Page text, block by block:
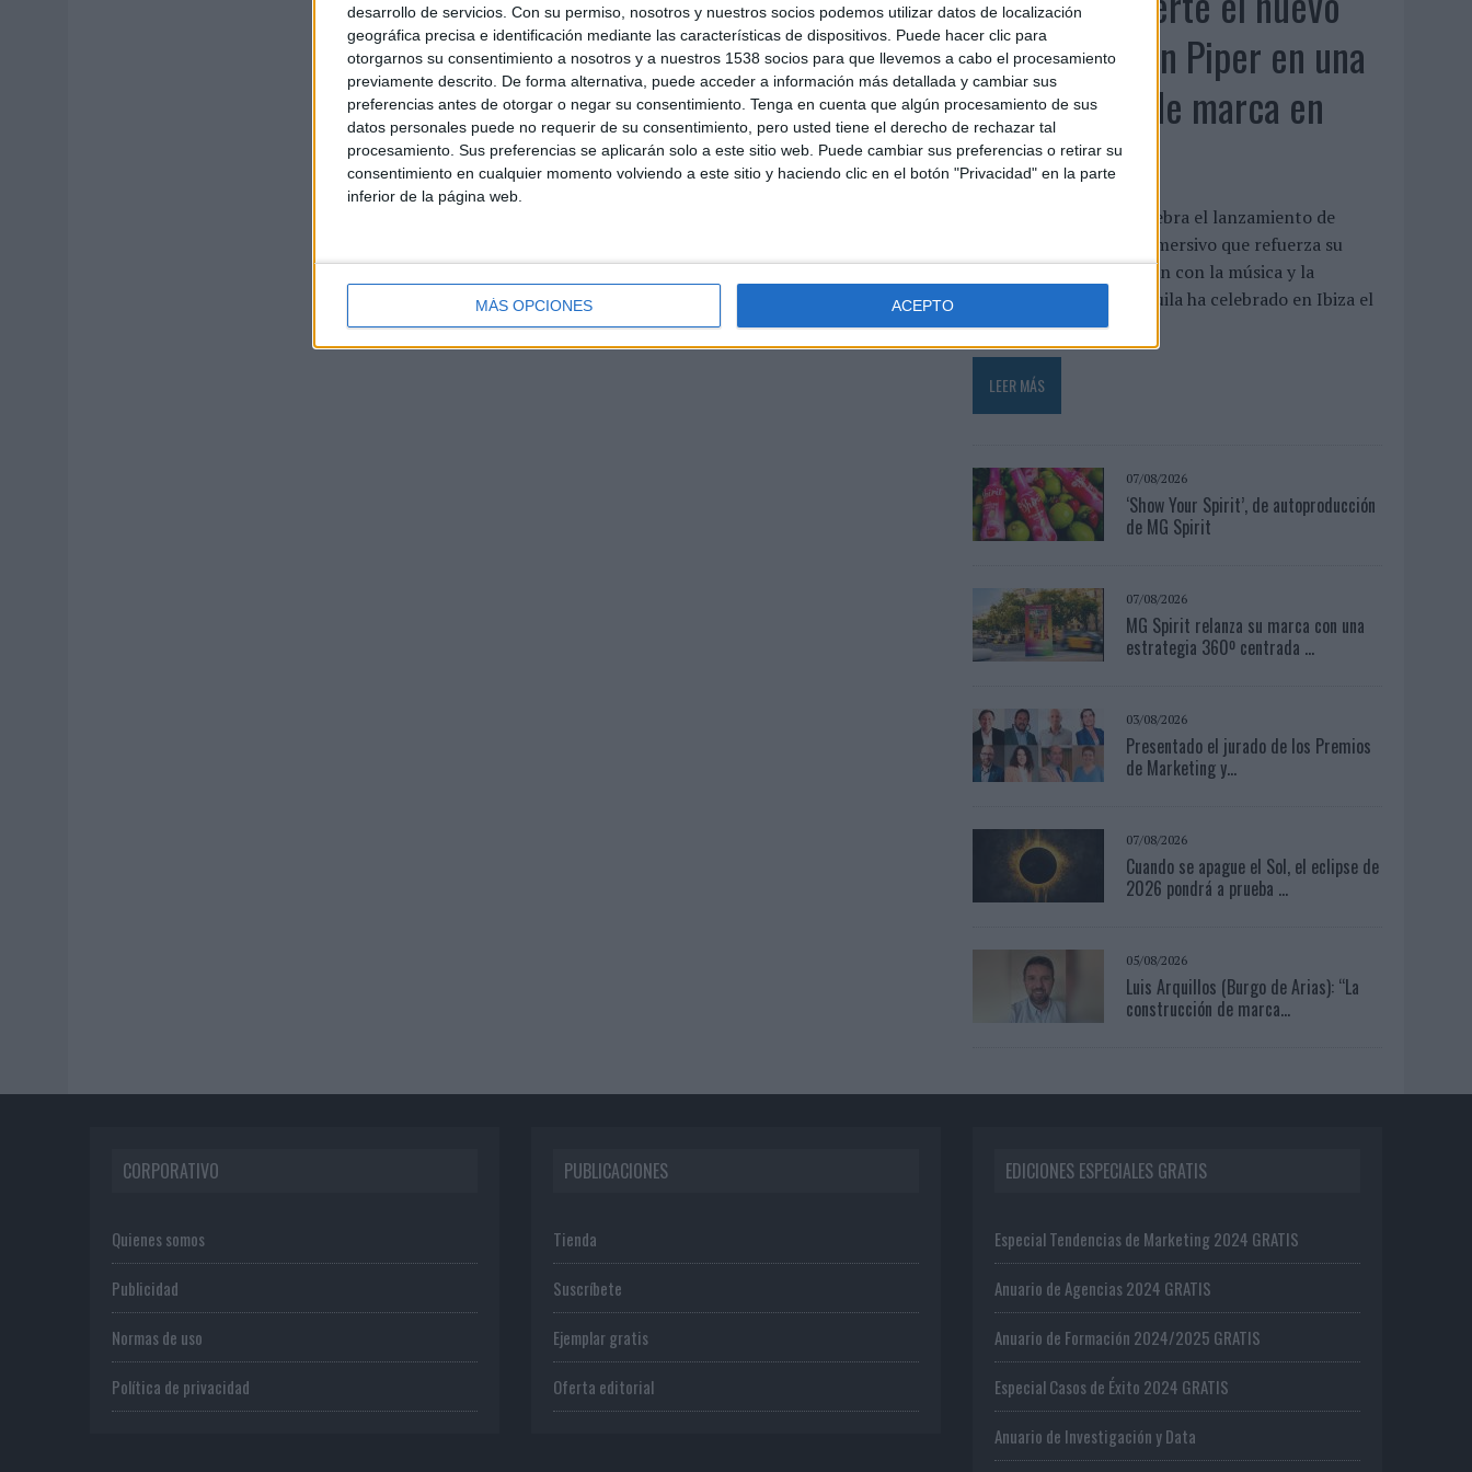
desarrollo de servicios. Con su permiso, nosotros y nuestros socios podemos utilizar datos de localización
geográfica precisa e identificación mediante las características de dispositivos. Puede hacer clic para
otorgarnos su consentimiento a nosotros y a nuestros 1538 socios para que llevemos a cabo el procesamiento
previamente descrito. De forma alternativa, puede acceder a información más detallada y cambiar sus
preferencias antes de otorgar o negar su consentimiento. Tenga en cuenta que algún procesamiento de sus
datos personales puede no requerir de su consentimiento, pero usted tiene el derecho de rechazar tal
procesamiento. Sus preferencias se aplicarán solo a este sitio web. Puede cambiar sus preferencias o retirar su
consentimiento en cualquier momento volviendo a este sitio y haciendo clic en el botón "Privacidad" en la parte
inferior de la página web.
MÁS OPCIONES ACEPTO
single de Arón Piper en una
experiencia de marca en
Ibiza
La marca de tequila celebra el lanzamiento de
Bucle con un evento inmersivo que refuerza su
estrategia de vinculación con la música y la
creatividad Patrón Tequila ha celebrado en Ibiza el
estreno ...
LEER MÁS
07/08/2026
‘Show Your Spirit’, de autoproducción
de MG Spirit
07/08/2026
MG Spirit relanza su marca con una
estrategia 360º centrada ...
03/08/2026
Presentado el jurado de los Premios
de Marketing y...
07/08/2026
Cuando se apague el Sol, el eclipse de
2026 pondrá a prueba ...
05/08/2026
Luis Arquillos (Burgo de Arias): “La
construcción de marca...
CORPORATIVO
Quienes somos
Publicidad
Normas de uso
Política de privacidad
PUBLICACIONES
Tienda
Suscríbete
Ejemplar gratis
Oferta editorial
EDICIONES ESPECIALES GRATIS
Especial Tendencias de Marketing 2024 GRATIS
Anuario de Agencias 2024 GRATIS
Anuario de Formación 2024/2025 GRATIS
Especial Casos de Éxito 2024 GRATIS
Anuario de Investigación y Data